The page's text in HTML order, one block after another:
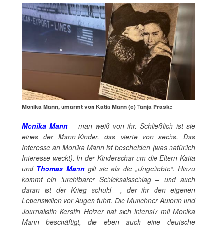
Monika Mann, umarmt von Katia Mann (c) Tanja Praske
Monika Mann– man weiß von ihr. Schließlich ist sie
eines der Mann-Kinder, das vierte von sechs. Das
Interesse an Monika Mann ist bescheiden (was natürlich
Interesse weckt). In der Kinderschar um die Eltern Katia
und Thomas Manngilt sie als die „Ungeliebte“. Hinzu
kommt ein furchtbarer Schicksalsschlag – und auch
daran ist der Krieg schuld –, der ihr den eigenen
Lebenswillen vor Augen führt. Die Münchner Autorin und
Journalistin Kerstin Holzer hat sich intensiv mit Monika
Mann beschäftigt, die eben auch eine deutsche